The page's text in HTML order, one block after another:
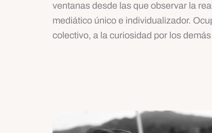
ventanas desde las que observar la
mediático único e individualizador.
colectivo, a la curiosidad por los